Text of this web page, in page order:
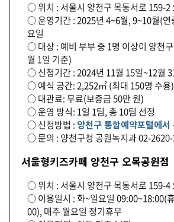
○ 위치 : 서울시 양천구 목동서로 159-2
○ 운영기간 : 2025년 4~6월, 9~10월(연
요일
○ 대상 : 예비 부부 중 1명 이상이 양천
월 1일 기준)
○ 신청기간 : 2024년 11월 15일~12월
○ 예식 공간: 2,252㎡ (최대 150명 수용)
○ 대관료: 무료(보증금 50만 원)
○ 운영 방식: 1일 1팀, 총 10팀 선정
○ 신청방법 : 양천구 통합예약포털에서
○ 문의 : 양천구청 공원녹지과 02-
서울형키즈카페 양천구 오목공원점
○ 위치 : 서울시 양천구 목동서로 159-4
○ 이용일시 : 화~일요일 09:00~18:00(
00), 매주 월요일 정기휴무